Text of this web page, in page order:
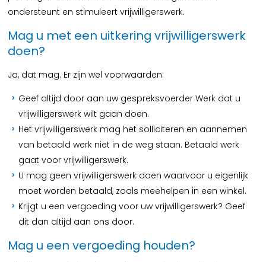
ondersteunt en stimuleert vrijwilligerswerk.
Mag u met een uitkering vrijwilligerswerk
doen?
Ja, dat mag. Er zijn wel voorwaarden:
Geef altijd door aan uw gespreksvoerder Werk dat u
vrijwilligerswerk wilt gaan doen.
Het vrijwilligerswerk mag het solliciteren en aannemen
van betaald werk niet in de weg staan. Betaald werk
gaat voor vrijwilligerswerk.
U mag geen vrijwilligerswerk doen waarvoor u eigenlijk
moet worden betaald, zoals meehelpen in een winkel.
Krijgt u een vergoeding voor uw vrijwilligerswerk? Geef
dit dan altijd aan ons door.
Mag u een vergoeding houden?